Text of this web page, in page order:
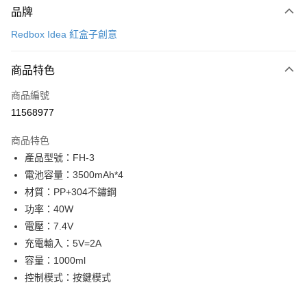
信用卡一次付款
Apple Pay
街口支付
Google Pay
全盈+PAY
大哥付你分期
相關說明
【大哥付你分期使用說明】
1.本服務由台灣大哥大提供，台灣大哥大用戶可立即使用無須另外申請。
2.付款方式選擇「大哥付你分期」，訂單成立後會自動跳轉到大哥付的交易
流程，驗證手機門號後，選擇欲分期的期數、繳款截止日，確認付款後即完
成交易。
AFTEE先享後付
相關說明
【關於「AFTEE先享後付」】
AFTEE先享後付是「在收到商品之後才付款」的支付方式。 讓您購物簡單
ATM付款
品牌
Redbox Idea 紅盒子創意
商品特色
商品編號
11568977
商品特色
產品型號：FH-3
電池容量：3500mAh*4
材質：PP+304不鏽鋼
功率：40W
電壓：7.4V
充電輸入：5V=2A
容量：1000ml
控制模式：按鍵模式